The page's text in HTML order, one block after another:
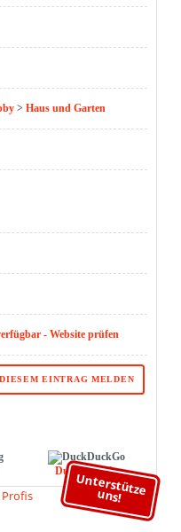
Unterstütze
uns!
> Haus und Garten
- Website prüfen
EINTRAG MELDEN
DuckDuckGo